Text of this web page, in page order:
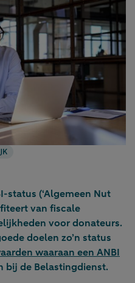
status (‘Algemeen Nut
van fiscale
voor donateurs.
doelen zo’n status
waaraan een ANBI
bij de Belastingdienst.